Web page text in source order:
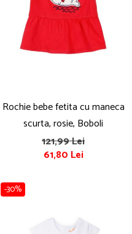
Rochie bebe fetita cu maneca
scurta, rosie, Boboli
121,99 Lei
61,80 Lei
-30%